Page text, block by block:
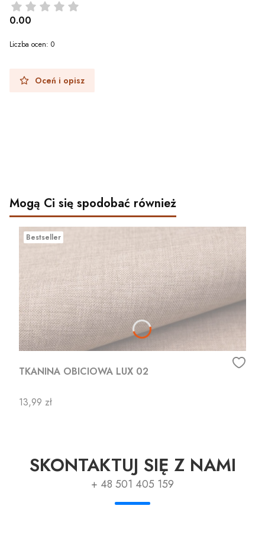
0.00
Liczba ocen: 0
Oceń i opisz
Mogą Ci się spodobać również
Bestseller
TKANINA OBICIOWA LUX 02
Cena
13,99 zł
SKONTAKTUJ SIĘ Z NAMI
+ 48 501 405 159